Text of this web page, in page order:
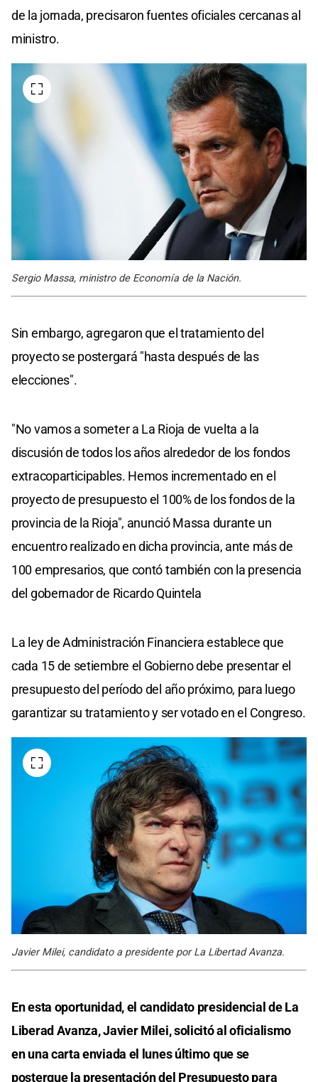
de la jornada, precisaron fuentes oficiales cercanas al
ministro.
Sergio Massa, ministro de Economía de la Nación.
Sin embargo, agregaron que el tratamiento del
proyecto se postergará "hasta después de las
elecciones".
"No vamos a someter a La Rioja de vuelta a la
discusión de todos los años alrededor de los fondos
extracoparticipables. Hemos incrementado en el
proyecto de presupuesto el 100% de los fondos de la
provincia de la Rioja", anunció Massa durante un
encuentro realizado en dicha provincia, ante más de
100 empresarios, que contó también con la presencia
del gobernador de Ricardo Quintela
La ley de Administración Financiera establece que
cada 15 de setiembre el Gobierno debe presentar el
presupuesto del período del año próximo, para luego
garantizar su tratamiento y ser votado en el Congreso.
Javier Milei, candidato a presidente por La Libertad Avanza.
En esta oportunidad, el candidato presidencial de La
Liberad Avanza, Javier Milei, solicitó al oficialismo
en una carta enviada el lunes último que se
postergue la presentación del Presupuesto para